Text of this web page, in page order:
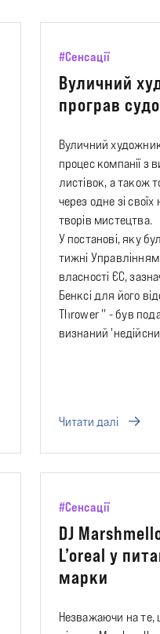
#Сенсації
Вуличний
програв
Вуличний
процес компанії з
листівок, а також
через одне зі
творів мистецтва.
У постанові, яку
тижні
власності ЄС,
Бенксі для його
Thrower '' - був
визнаний
Читати далі
#Сенсації
DJ
L’oreal у
марки
Незважаючи на те,